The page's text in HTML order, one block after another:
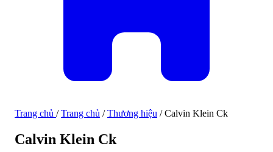
Trang chủ / Trang chủ / Thương hiệu / Calvin Klein Ck
Calvin Klein Ck